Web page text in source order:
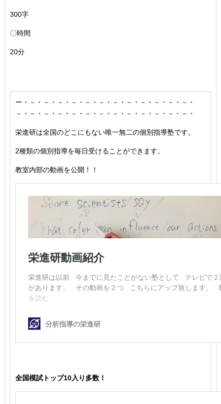
300字
〇時間
20分
ー・－・－・－・－・－・－・－・－・－・－・－・－・
－・－・－・－・－・－・－・－・－・－・－・－・－・
栄進研は全国のどこにもない唯一無二の個別指導塾です。
2種類の個別指導を毎日受けることができます。
教室内部の動画を公開！！
全国模試トップ10入り多数！